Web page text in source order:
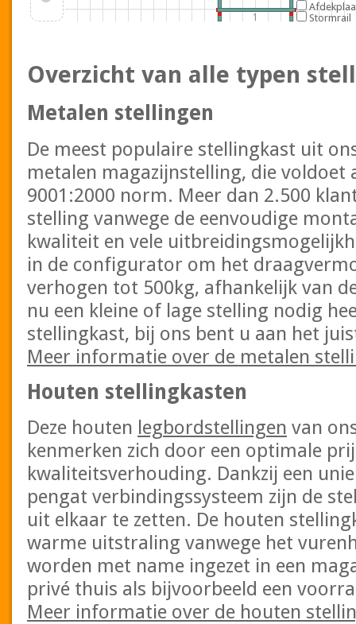
1
Stormrail
Overzicht van alle typen
Metalen stellingen
De meest populaire stellingkast uit
metalen magazijnstelling, die voldoet
9001:2000 norm. Meer dan 2.500
stelling vanwege de eenvoudige
kwaliteit en vele
in de configurator om het
verhogen tot 500kg, afhankelijk van
nu een kleine of lage stelling nodig
stellingkast, bij ons bent u aan het
Meer informatie over de metalen
Houten stellingkasten
Deze houten legbordstellingen van
kenmerken zich door een optimale
kwaliteitsverhouding. Dankzij een
pengat verbindingssysteem zijn de
uit elkaar te zetten. De houten
warme uitstraling vanwege het
worden met name ingezet in een
privé thuis als bijvoorbeeld een
Meer informatie over de houten